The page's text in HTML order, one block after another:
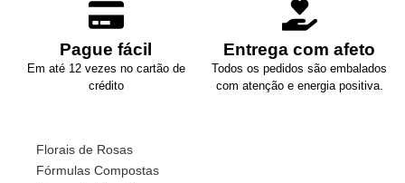
Pague fácil
Em até 12 vezes no cartão de
crédito
Entrega com afeto
Todos os pedidos são embalados
com atenção e energia positiva.
Florais de Rosas
Fórmulas Compostas